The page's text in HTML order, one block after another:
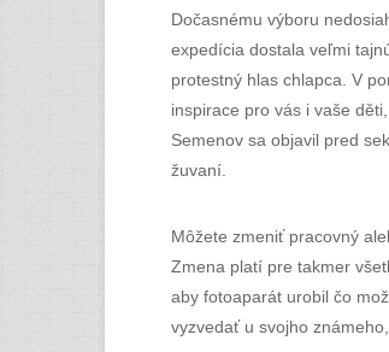
Dočasnému výboru
expedícia dostala veľmi
protestný hlas chlapca. V
inspirace pro vás i vaše
Semenov sa objavil pred
žuvaní.
Môžete zmeniť pracovný
Zmena platí pre takmer
aby fotoaparát urobil čo
vyzvedať u svojho